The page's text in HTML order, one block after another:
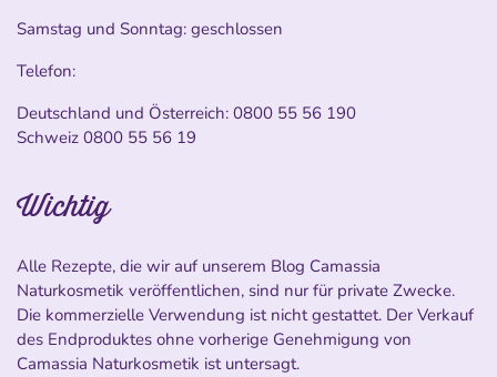
Samstag und Sonntag: geschlossen
Telefon:
Deutschland und Österreich: 0800 55 56 190
Schweiz 0800 55 56 19
Wichtig
Alle Rezepte, die wir auf unserem Blog Camassia
Naturkosmetik veröffentlichen, sind nur für private Zwecke.
Die kommerzielle Verwendung ist nicht gestattet. Der Verkauf
des Endproduktes ohne vorherige Genehmigung von
Camassia Naturkosmetik ist untersagt.